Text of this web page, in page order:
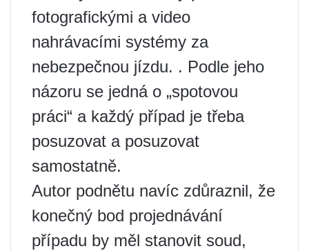
fotografickými a video
nahrávacími systémy za
nebezpečnou jízdu. . Podle jeho
názoru se jedná o „spotovou
práci“ a každý případ je třeba
posuzovat a posuzovat
samostatně.
Autor podnětu navíc zdůraznil, že
konečný bod projednávání
případu by měl stanovit soud,